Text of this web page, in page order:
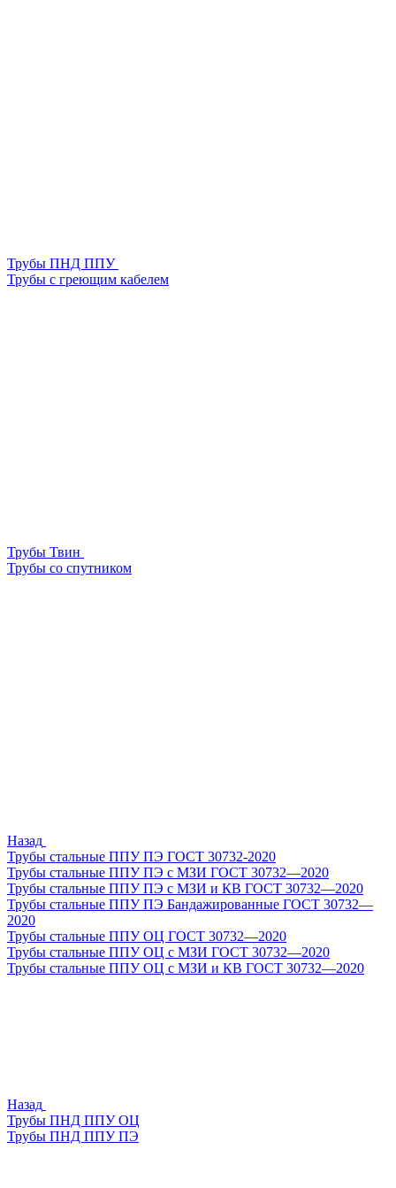
Трубы ПНД ППУ
Трубы с греющим кабелем
Трубы Твин
Трубы со спутником
Назад
Трубы стальные ППУ ПЭ ГОСТ 30732-2020
Трубы стальные ППУ ПЭ с МЗИ ГОСТ 30732—2020
Трубы стальные ППУ ПЭ с МЗИ и КВ ГОСТ 30732—2020
Трубы стальные ППУ ПЭ Бандажированные ГОСТ 30732—
2020
Трубы стальные ППУ ОЦ ГОСТ 30732—2020
Трубы стальные ППУ ОЦ с МЗИ ГОСТ 30732—2020
Трубы стальные ППУ ОЦ с МЗИ и КВ ГОСТ 30732—2020
Назад
Трубы ПНД ППУ ОЦ
Трубы ПНД ППУ ПЭ